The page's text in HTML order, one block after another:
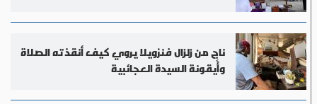
ناجٍ من زلزال فنزويلا يروي كيف أنقذته الصلاة
وأيقونة السيدة العجائبية